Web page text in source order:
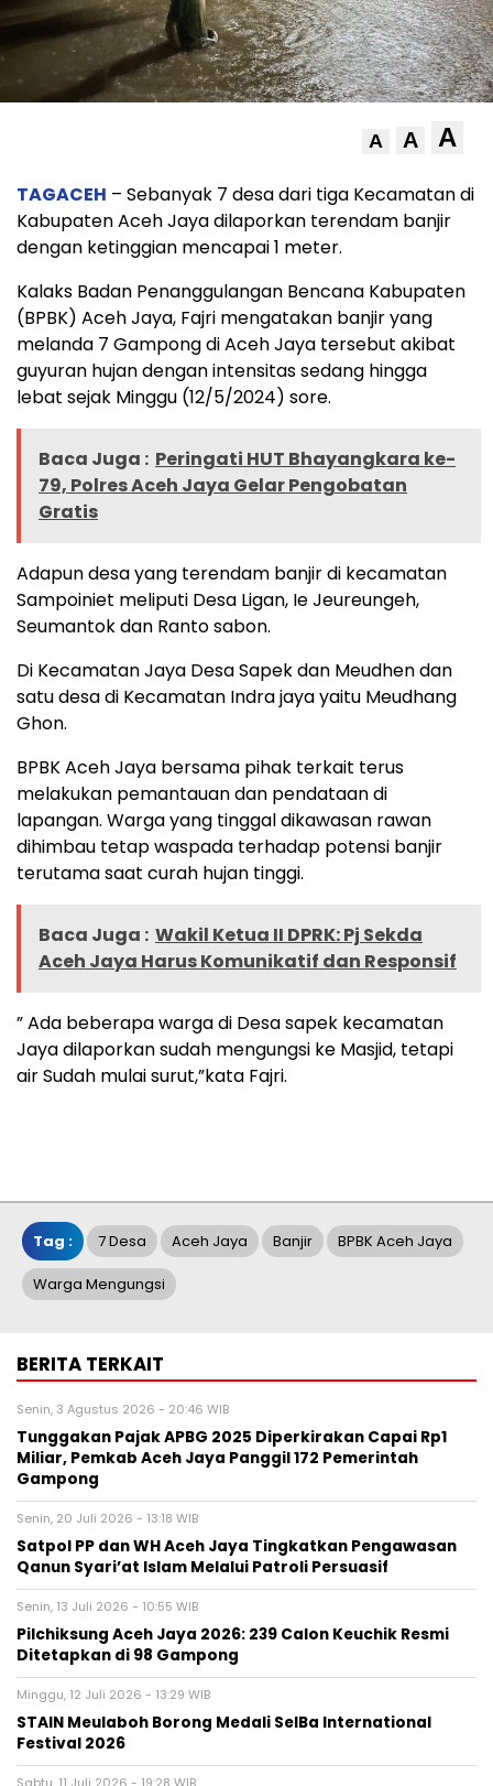
A A A
TAGACEH – Sebanyak 7 desa dari tiga Kecamatan di
Kabupaten Aceh Jaya dilaporkan terendam banjir
dengan ketinggian mencapai 1 meter.
Kalaks Badan Penanggulangan Bencana Kabupaten
(BPBK) Aceh Jaya, Fajri mengatakan banjir yang
melanda 7 Gampong di Aceh Jaya tersebut akibat
guyuran hujan dengan intensitas sedang hingga
lebat sejak Minggu (12/5/2024) sore.
Baca Juga : Peringati HUT Bhayangkara ke-
79, Polres Aceh Jaya Gelar Pengobatan
Gratis
Adapun desa yang terendam banjir di kecamatan
Sampoiniet meliputi Desa Ligan, Ie Jeureungeh,
Seumantok dan Ranto sabon.
Di Kecamatan Jaya Desa Sapek dan Meudhen dan
satu desa di Kecamatan Indra jaya yaitu Meudhang
Ghon.
BPBK Aceh Jaya bersama pihak terkait terus
melakukan pemantauan dan pendataan di
lapangan. Warga yang tinggal dikawasan rawan
dihimbau tetap waspada terhadap potensi banjir
terutama saat curah hujan tinggi.
Baca Juga : Wakil Ketua II DPRK: Pj Sekda
Aceh Jaya Harus Komunikatif dan Responsif
” Ada beberapa warga di Desa sapek kecamatan
Jaya dilaporkan sudah mengungsi ke Masjid, tetapi
air Sudah mulai surut,”kata Fajri.
Tag : 7 Desa Aceh Jaya Banjir BPBK Aceh Jaya
Warga Mengungsi
BERITA TERKAIT
Senin, 3 Agustus 2026 - 20:46 WIB
Tunggakan Pajak APBG 2025 Diperkirakan Capai Rp1
Miliar, Pemkab Aceh Jaya Panggil 172 Pemerintah
Gampong
Senin, 20 Juli 2026 - 13:18 WIB
Satpol PP dan WH Aceh Jaya Tingkatkan Pengawasan
Qanun Syari’at Islam Melalui Patroli Persuasif
Senin, 13 Juli 2026 - 10:55 WIB
Pilchiksung Aceh Jaya 2026: 239 Calon Keuchik Resmi
Ditetapkan di 98 Gampong
Minggu, 12 Juli 2026 - 13:29 WIB
STAIN Meulaboh Borong Medali SeIBa International
Festival 2026